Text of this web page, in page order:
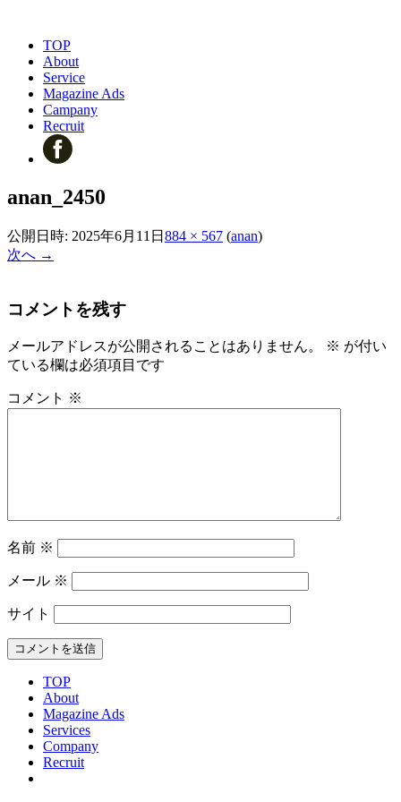
TOP
About
Service
Magazine Ads
Campany
Recruit
anan_2450
公開日時: 2025年6月11日 884 × 567 (anan)
次へ →
コメントを残す
メールアドレスが公開されることはありません。 ※ が付い
ている欄は必須項目です
コメント ※
名前 ※
メール ※
サイト
TOP
About
Magazine Ads
Services
Company
Recruit